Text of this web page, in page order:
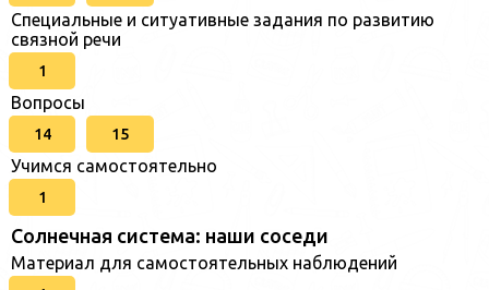
Специальные и ситуативные задания по развитию
связной речи
1
Вопросы
14 15
Учимся самостоятельно
1
Солнечная система: наши соседи
Материал для самостоятельных наблюдений